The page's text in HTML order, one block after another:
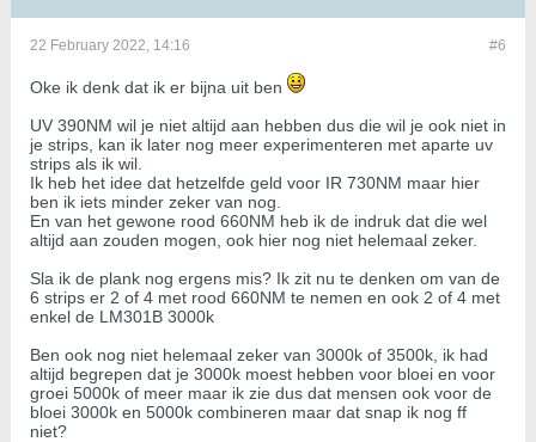
#6
22 February 2022, 14:16
Oke ik denk dat ik er bijna uit ben
UV 390NM wil je niet altijd aan hebben dus die wil je ook niet in
je strips, kan ik later nog meer experimenteren met aparte uv
strips als ik wil.
Ik heb het idee dat hetzelfde geld voor IR 730NM maar hier
ben ik iets minder zeker van nog.
En van het gewone rood 660NM heb ik de indruk dat die wel
altijd aan zouden mogen, ook hier nog niet helemaal zeker.
Sla ik de plank nog ergens mis? Ik zit nu te denken om van de
6 strips er 2 of 4 met rood 660NM te nemen en ook 2 of 4 met
enkel de LM301B 3000k
Ben ook nog niet helemaal zeker van 3000k of 3500k, ik had
altijd begrepen dat je 3000k moest hebben voor bloei en voor
groei 5000k of meer maar ik zie dus dat mensen ook voor de
bloei 3000k en 5000k combineren maar dat snap ik nog ff
niet?